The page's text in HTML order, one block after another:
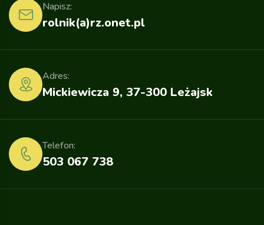
rolnik(a)rz.onet.pl
Napisz:
Mickiewicza 9, 37-300 Leżajsk
Adres:
503 067 738
Telefon: